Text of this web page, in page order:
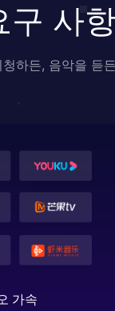
구 사
하든, 음악을 듣
가속